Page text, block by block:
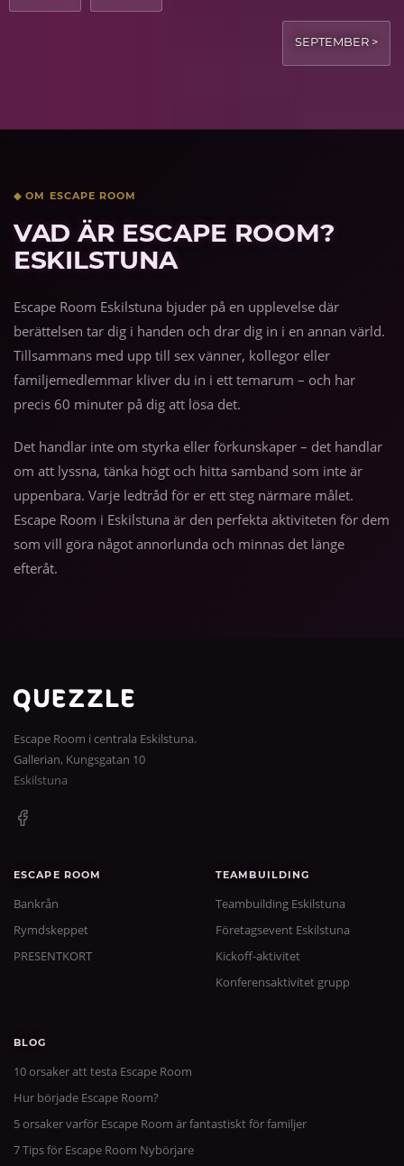
SEPTEMBER >
◆ OM ESCAPE ROOM
VAD ÄR ESCAPE ROOM?
ESKILSTUNA
Escape Room Eskilstuna bjuder på en upplevelse där
berättelsen tar dig i handen och drar dig in i en annan värld.
Tillsammans med upp till sex vänner, kollegor eller
familjemedlemmar kliver du in i ett temarum – och har
precis 60 minuter på dig att lösa det.
Det handlar inte om styrka eller förkunskaper – det handlar
om att lyssna, tänka högt och hitta samband som inte är
uppenbara. Varje ledtråd för er ett steg närmare målet.
Escape Room i Eskilstuna är den perfekta aktiviteten för dem
som vill göra något annorlunda och minnas det länge
efteråt.
Escape Room i centrala Eskilstuna.
Gallerian, Kungsgatan 10
Eskilstuna
ESCAPE ROOM
Bankrån
Rymdskeppet
PRESENTKORT
TEAMBUILDING
Teambuilding Eskilstuna
Företagsevent Eskilstuna
Kickoff-aktivitet
Konferensaktivitet grupp
BLOG
10 orsaker att testa Escape Room
Hur började Escape Room?
5 orsaker varför Escape Room är fantastiskt för familjer
7 Tips för Escape Room Nybörjare